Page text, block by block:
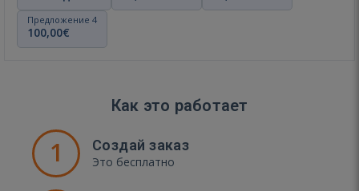
Предложение 4
100,00€
Как это работает
1 Создай заказ
Это бесплатно